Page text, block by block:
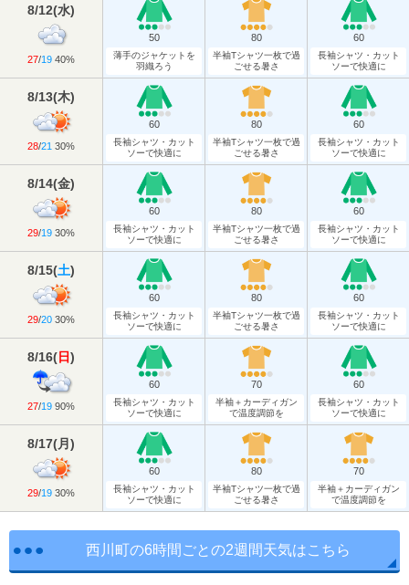
8/12(水)
27/19 40%
50
薄手のジャケットを
羽織ろう
80
半袖Tシャツ一枚で過
ごせる暑さ
60
長袖シャツ・カット
ソーで快適に
8/13(木)
28/21 30%
60
長袖シャツ・カット
ソーで快適に
80
半袖Tシャツ一枚で過
ごせる暑さ
60
長袖シャツ・カット
ソーで快適に
8/14(金)
29/19 30%
60
長袖シャツ・カット
ソーで快適に
80
半袖Tシャツ一枚で過
ごせる暑さ
60
長袖シャツ・カット
ソーで快適に
8/15(土)
29/20 30%
60
長袖シャツ・カット
ソーで快適に
80
半袖Tシャツ一枚で過
ごせる暑さ
60
長袖シャツ・カット
ソーで快適に
8/16(日)
27/19 90%
60
長袖シャツ・カット
ソーで快適に
70
半袖＋カーディガン
で温度調節を
60
長袖シャツ・カット
ソーで快適に
8/17(月 )
29/19 30%
60
長袖シャツ・カット
ソーで快適に
80
半袖Tシャツ一枚で過
ごせる暑さ
70
半袖＋カーディガン
で温度調節を
西川町の6時間ごとの2週間天気はこちら